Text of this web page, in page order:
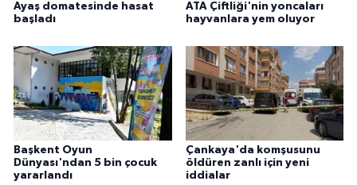
Ayaş domatesinde hasat
başladı
ATA Çiftliği'nin yoncaları
hayvanlara yem oluyor
Başkent Oyun
Dünyası'ndan 5 bin çocuk
yararlandı
Çankaya'da komşusunu
öldüren zanlı için yeni
iddialar